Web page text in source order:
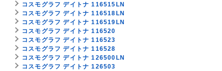
コスモグラフ デイトナ 116515LN
コスモグラフ デイトナ 116518LN
コスモグラフ デイトナ 116519LN
コスモグラフ デイトナ 116520
コスモグラフ デイトナ 116523
コスモグラフ デイトナ 116528
コスモグラフ デイトナ 126500LN
コスモグラフ デイトナ 126503